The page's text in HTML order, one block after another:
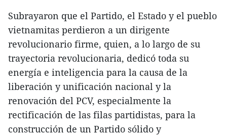
Subrayaron que el Partido, el Estado y el pueblo
vietnamitas perdieron a un dirigente
revolucionario firme, quien, a lo largo de su
trayectoria revolucionaria, dedicó toda su
energía e inteligencia para la causa de la
liberación y unificación nacional y la
renovación del PCV, especialmente la
rectificación de las filas partidistas, para la
construcción de un Partido sólido y